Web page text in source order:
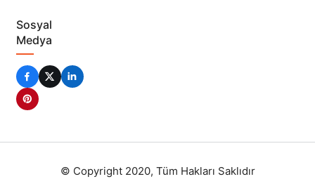
Sosyal
Medya
© Copyright 2020, Tüm Hakları Saklıdır